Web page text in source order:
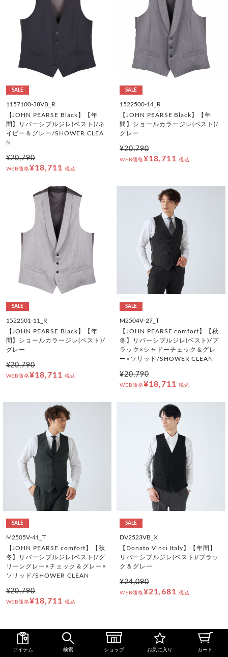
SALE
1157100-38VB_R
【JOHN PEARSE Black】【年
間】リバーシブルジレ(ベスト)/ネ
イビー＆グレー/SHOWER CLEA
N
¥20,790
WEB価格¥18,711 税込
SALE
1522500-14_R
【JOHN PEARSE Black】【年
間】ショールカラージレ(ベスト)/
グレー
¥20,790
WEB価格¥18,711 税込
SALE
1522501-11_R
【JOHN PEARSE Black】【年
間】ショールカラージレ(ベスト)/
グレー
¥20,790
WEB価格¥18,711 税込
SALE
M2504V-27_T
【JOHN PEARSE comfort】【秋
冬】リバーシブルジレ(ベスト)/ブ
ラック×シャドーチェック＆グレ
ー×ソリッド/SHOWER CLEAN
¥20,790
WEB価格¥18,711 税込
SALE
M2505V-41_T
【JOHN PEARSE comfort】【秋
冬】リバーシブルジレ(ベスト)/グ
リーングレー×チェック＆グレー×
ソリッド/SHOWER CLEAN
¥20,790
WEB価格¥18,711 税込
SALE
DV2523VB_X
【Donato Vinci Italy】【年間】
リバーシブルジレ(ベスト)/ブラッ
ク＆グレー
¥24,090
WEB価格¥21,681 税込
1
アイテム 検索 ショップ お気に入り カート